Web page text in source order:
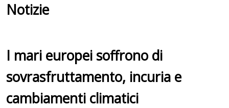
Notizie
I mari europei soffrono di
sovrasfruttamento, incuria e
cambiamenti climatici